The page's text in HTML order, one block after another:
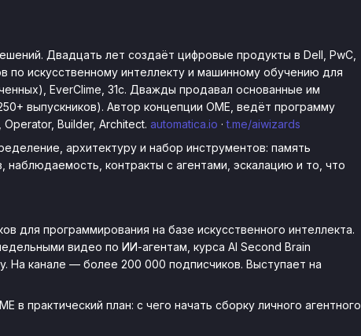
Двадцать лет создаёт цифровые продукты в Dell, PwC,
по искусственному интеллекту и машинному обучению для
EverClime, 31c. Дважды продавал основанные им
выпускников). Автор концепции OME, ведёт программу
Builder, Architect. automatica.io ·t.me/aiwizards
архитектуру и набор инструментов: память
наблюдаемость, контракты с агентами, эскалацию и то, что
для программирования на базе искусственного интеллекта.
видео по ИИ-агентам, курса AI Second Brain
На канале — более 200 000 подписчиков. Выступает на
в практический план: с чего начать сборку личного агентного